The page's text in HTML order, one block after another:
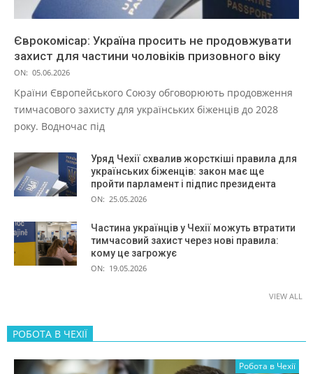
Єврокомісар: Україна просить не продовжувати
захист для частини чоловіків призовного віку
ON: 05.06.2026
Країни Європейського Союзу обговорюють продовження
тимчасового захисту для українських біженців до 2028
року. Водночас під
Уряд Чехії схвалив жорсткіші правила для
українських біженців: закон має ще
пройти парламент і підпис президента
ON: 25.05.2026
Частина українців у Чехії можуть втратити
тимчасовий захист через нові правила:
кому це загрожує
ON: 19.05.2026
VIEW ALL
РОБОТА В ЧЕХІЇ
Робота в Чехії